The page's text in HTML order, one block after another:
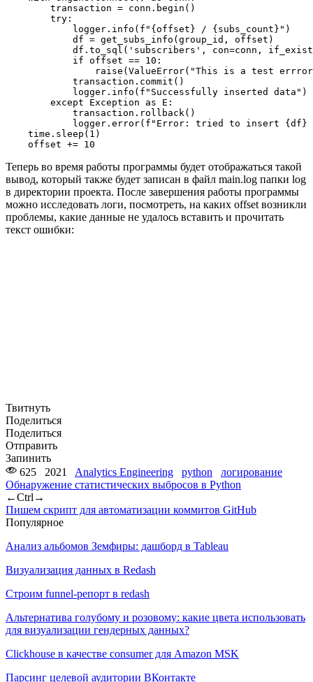
        transaction = conn.begin()
        try:
            logger.info(f"{offset} / {subs_count}")
            df = get_subs_info(group_id, offset)
df.to_sql('subscribers', con=conn,
            if offset == 10:
raise(ValueError("This is a test
            transaction.commit()
            logger.info(f"Successfully inserted data")
        except Exception as E:
            transaction.rollback()
logger.error(f"Error: tried to insert {df}
    time.sleep(1)
    offset += 10
Теперь во время работы программы будет отображаться такой
вывод, который также будет записан в файл main.log папки log
в директории проекта. После завершения работы программы
можно исследовать логи, посмотреть, на каких offset возникли
проблемы, какие данные не удалось вставить и прочитать
текст ошибки:
Твитнуть
Поделиться
Поделиться
Отправить
Запинить
625
2021 Analytics Engineering python
логирование
Обнаружение статистических выбросов в Python
←Ctrl→
Пишем скрипт для автоматизации коммитов GitHub
Популярное
Анализ альбомов Земфиры: дашборд в Tableau
Визуализация данных в Redash
Строим funnel-репорт в redash
Альтернатива голубому и розовому: какие цвета использовать
для визуализации гендерных данных?
Clickhouse в качестве consumer для Amazon MSK
Парсинг целевой аудитории ВКонтакте